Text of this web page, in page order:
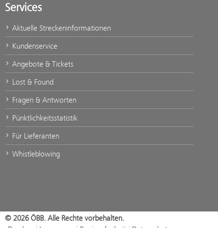
Services
Aktuelle Streckeninformationen
Kundenservice
Angebote & Tickets
Lost & Found
Fragen & Antworten
Pünktlichkeitsstatistik
Für Lieferanten
Whistleblowing
© 2026 ÖBB. Alle Rechte vorbehalten.